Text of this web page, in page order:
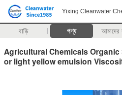
Yixing Cleanwater
বাড়ি পণ্য আমাদের
Agricultural Chemicals
or light yellow emulsion